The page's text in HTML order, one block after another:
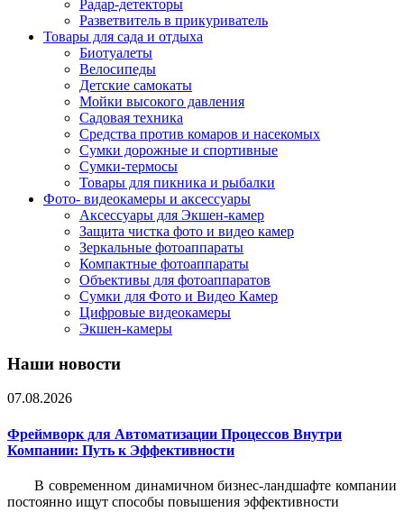
Радар-детекторы
Разветвитель в прикуриватель
Товары для сада и отдыха
Биотуалеты
Велосипеды
Детские самокаты
Мойки высокого давления
Садовая техника
Средства против комаров и насекомых
Сумки дорожные и спортивные
Сумки-термосы
Товары для пикника и рыбалки
Фото- видеокамеры и аксессуары
Аксессуары для Экшен-камер
Защита чистка фото и видео камер
Зеркальные фотоаппараты
Компактные фотоаппараты
Объективы для фотоаппаратов
Сумки для Фото и Видео Камер
Цифровые видеокамеры
Экшен-камеры
Наши новости
07.08.2026
Фреймворк для Автоматизации Процессов Внутри
Компании: Путь к Эффективности
В современном динамичном бизнес-ландшафте компании
постоянно ищут способы повышения эффективности